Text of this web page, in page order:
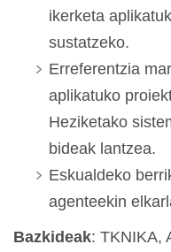
ikerketa
sustatzeko.
Erreferentzia
aplikatuko
Heziketako
bideak lantzea.
Eskualdeko
agenteekin
Bazkideak: TKNIKA,